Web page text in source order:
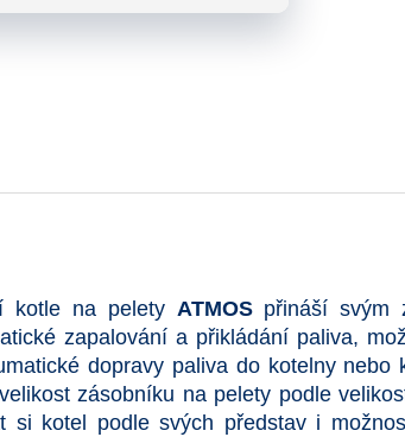
kotle na pelety ATMOSpřináší svým
zapalování a přikládání paliva,
dopravy paliva do kotelny nebo
zásobníku na pelety podle
si kotel podle svých představ i